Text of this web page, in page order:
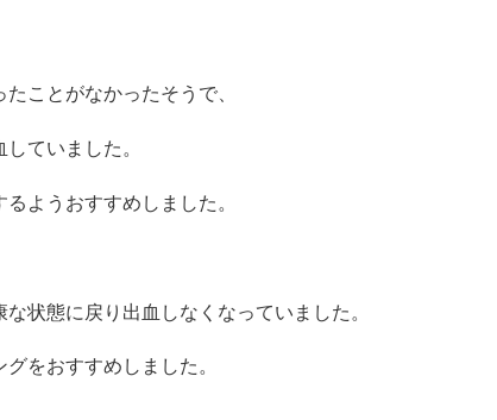
ことがなかったそうで、
ていました。
ようおすすめしました。
状態に戻り出血しなくなっていました。
をおすすめしました。